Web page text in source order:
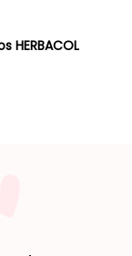
HERBACOL